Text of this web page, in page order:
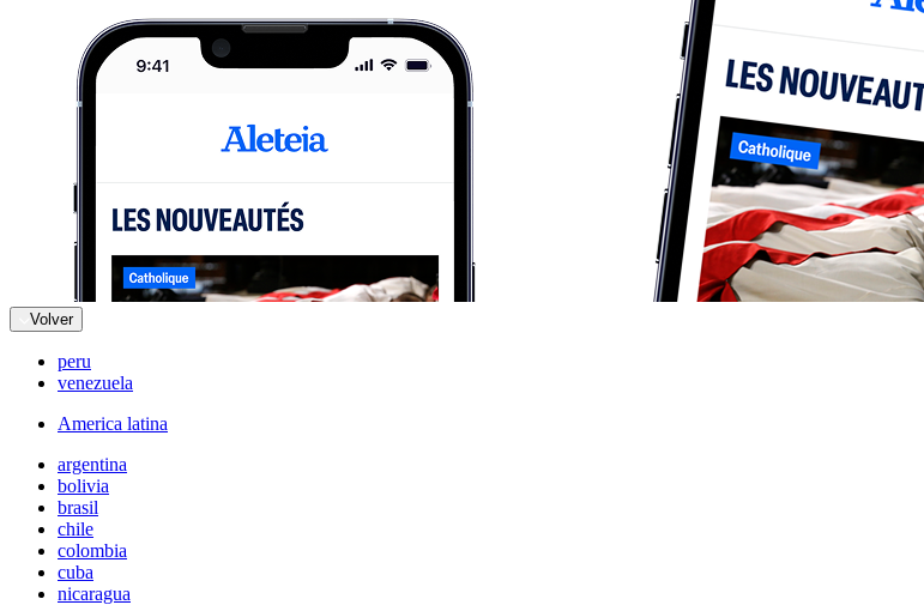
Volver
peru
venezuela
America latina
argentina
bolivia
brasil
chile
colombia
cuba
nicaragua